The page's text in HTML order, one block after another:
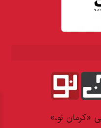
«کرمان نو،»